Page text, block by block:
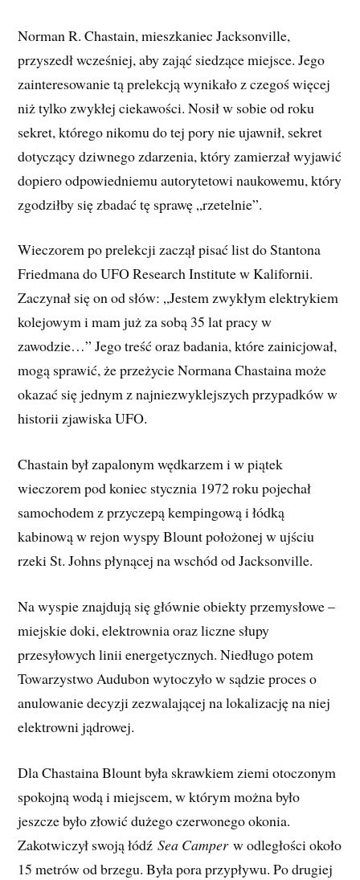
Norman R. Chastain, mieszkaniec Jacksonville,
przyszedł wcześniej, aby zająć siedzące miejsce. Jego
zainteresowanie tą prelekcją wynikało z czegoś więcej
niż tylko zwykłej ciekawości. Nosił w sobie od roku
sekret, którego nikomu do tej pory nie ujawnił, sekret
dotyczący dziwnego zdarzenia, który zamierzał wyjawić
dopiero odpowiedniemu autorytetowi naukowemu, który
zgodziłby się zbadać tę sprawę „rzetelnie”.
Wieczorem po prelekcji zaczął pisać list do Stantona
Friedmana do UFO Research Institute w Kalifornii.
Zaczynał się on od słów: „Jestem zwykłym elektrykiem
kolejowym i mam już za sobą 35 lat pracy w
zawodzie…” Jego treść oraz badania, które zainicjował,
mogą sprawić, że przeżycie Normana Chastaina może
okazać się jednym z najniezwyklejszych przypadków w
historii zjawiska UFO.
Chastain był zapalonym wędkarzem i w piątek
wieczorem pod koniec stycznia 1972 roku pojechał
samochodem z przyczepą kempingową i łódką
kabinową w rejon wyspy Blount położonej w ujściu
rzeki St. Johns płynącej na wschód od Jacksonville.
Na wyspie znajdują się głównie obiekty przemysłowe –
miejskie doki, elektrownia oraz liczne słupy
przesyłowych linii energetycznych. Niedługo potem
Towarzystwo Audubon wytoczyło w sądzie proces o
anulowanie decyzji zezwalającej na lokalizację na niej
elektrowni jądrowej.
Dla Chastaina Blount była skrawkiem ziemi otoczonym
spokojną wodą i miejscem, w którym można było
jeszcze było złowić dużego czerwonego okonia.
Zakotwiczył swoją łódźSea Camperw odległości około
15 metrów od brzegu. Była pora przypływu. Po drugiej